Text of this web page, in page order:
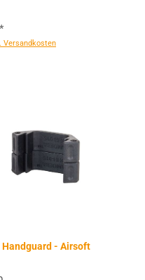
Versandkosten
- Airsoft